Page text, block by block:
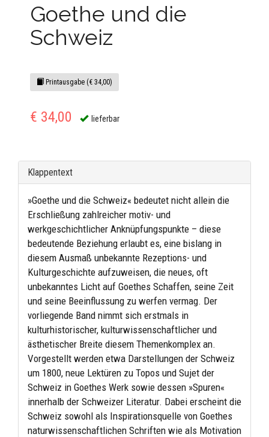
Goethe und die
Schweiz
Printausgabe (€ 34,00)
€ 34,00 lieferbar
Klappentext
»Goethe und die Schweiz« bedeutet nicht allein die
Erschließung zahlreicher motiv- und
werkgeschichtlicher Anknüpfungspunkte – diese
bedeutende Beziehung erlaubt es, eine bislang in
diesem Ausmaß unbekannte Rezeptions- und
Kulturgeschichte aufzuweisen, die neues, oft
unbekanntes Licht auf Goethes Schaffen, seine Zeit
und seine Beeinflussung zu werfen vermag. Der
vorliegende Band nimmt sich erstmals in
kulturhistorischer, kulturwissenschaftlicher und
ästhetischer Breite diesem Themenkomplex an.
Vorgestellt werden etwa Darstellungen der Schweiz
um 1800, neue Lektüren zu Topos und Sujet der
Schweiz in Goethes Werk sowie dessen »Spuren«
innerhalb der Schweizer Literatur. Dabei erscheint die
Schweiz sowohl als Inspirationsquelle von Goethes
naturwissenschaftlichen Schriften wie als Motivation